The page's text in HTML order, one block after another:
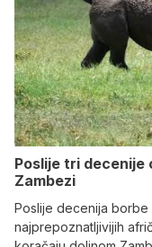
Poslije tri decenije
Zambezi
Poslije decenija
najprepoznatljivijih